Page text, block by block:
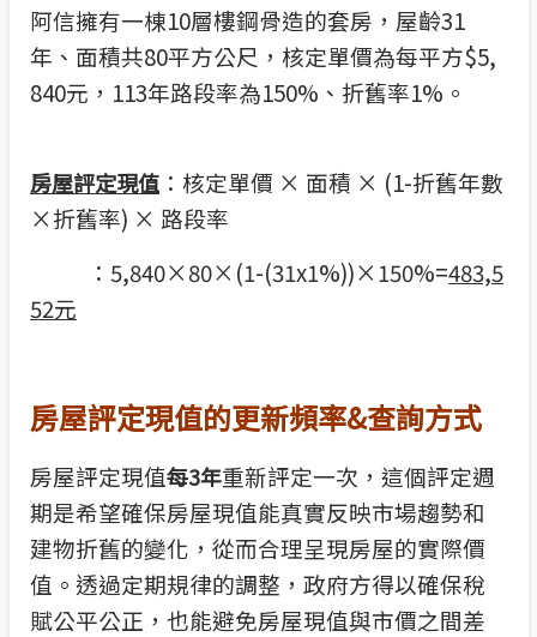
阿信擁有一棟10層樓鋼骨造的套房，屋齡31
年、面積共80平方公尺，核定單價為每平方$5,
840元，113年路段率為150%、折舊率1%。
房屋評定現值 ：核定單價 × 面積 × (1-折舊年數
×折舊率) × 路段率
：5,840×80×(1-(31x1%))×150%=483,5
52元
房屋評定現值的更新頻率&查詢方式
房屋評定現值每3年重新評定一次，這個評定週
期是希望確保房屋現值能真實反映市場趨勢和
建物折舊的變化，從而合理呈現房屋的實際價
值。透過定期規律的調整，政府方得以確保稅
賦公平公正，也能避免房屋現值與市價之間差